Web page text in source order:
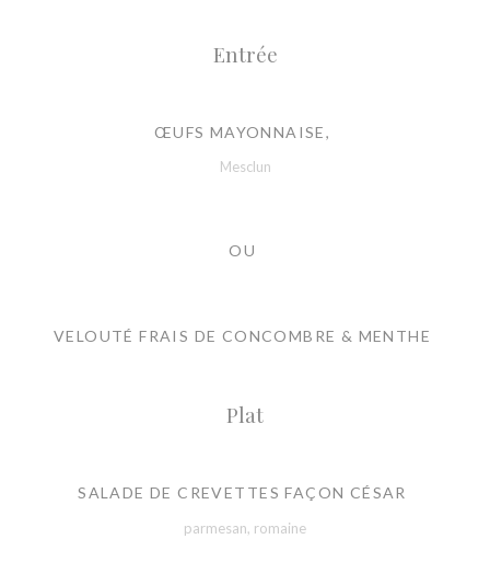
Entrée
ŒUFS MAYONNAISE,
Mesclun
OU
VELOUTÉ FRAIS DE CONCOMBRE & MENTHE
Plat
SALADE DE CREVETTES FAÇON CÉSAR
parmesan, romaine